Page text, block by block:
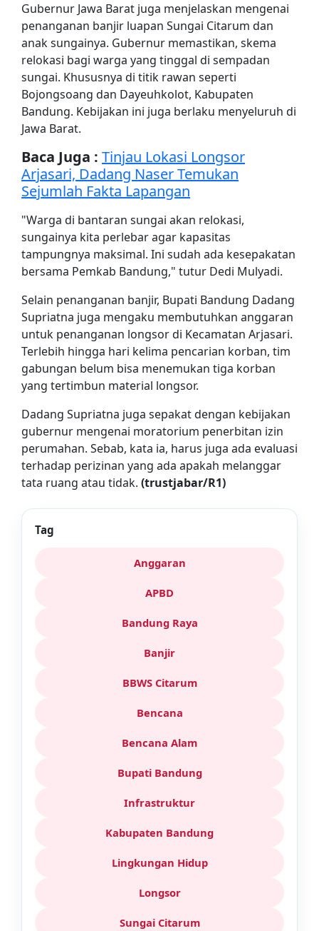
Gubernur Jawa Barat juga menjelaskan mengenai
penanganan banjir luapan Sungai Citarum dan
anak sungainya. Gubernur memastikan, skema
relokasi bagi warga yang tinggal di sempadan
sungai. Khususnya di titik rawan seperti
Bojongsoang dan Dayeuhkolot, Kabupaten
Bandung. Kebijakan ini juga berlaku menyeluruh di
Jawa Barat.
Baca Juga : Tinjau Lokasi Longsor
Arjasari, Dadang Naser Temukan
Sejumlah Fakta Lapangan
"Warga di bantaran sungai akan relokasi,
sungainya kita perlebar agar kapasitas
tampungnya maksimal. Ini sudah ada kesepakatan
bersama Pemkab Bandung," tutur Dedi Mulyadi.
Selain penanganan banjir, Bupati Bandung Dadang
Supriatna juga mengaku membutuhkan anggaran
untuk penanganan longsor di Kecamatan Arjasari.
Terlebih hingga hari kelima pencarian korban, tim
gabungan belum bisa menemukan tiga korban
yang tertimbun material longsor.
Dadang Supriatna juga sepakat dengan kebijakan
gubernur mengenai moratorium penerbitan izin
perumahan. Sebab, kata ia, harus juga ada evaluasi
terhadap perizinan yang ada apakah melanggar
tata ruang atau tidak. (trustjabar/R1)
Tag
Anggaran
APBD
Bandung Raya
Banjir
BBWS Citarum
Bencana
Bencana Alam
Bupati Bandung
Infrastruktur
Kabupaten Bandung
Lingkungan Hidup
Longsor
Sungai Citarum